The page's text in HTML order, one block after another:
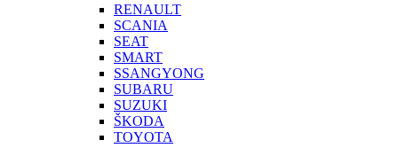
RENAULT
SCANIA
SEAT
SMART
SSANGYONG
SUBARU
SUZUKI
ŠKODA
TOYOTA